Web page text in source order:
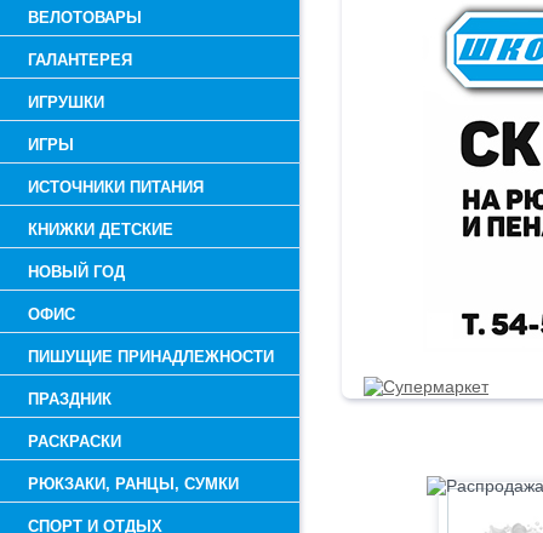
ВЕЛОТОВАРЫ
ГАЛАНТЕРЕЯ
ИГРУШКИ
ИГРЫ
ИСТОЧНИКИ ПИТАНИЯ
КНИЖКИ ДЕТСКИЕ
НОВЫЙ ГОД
ОФИС
ПИШУЩИЕ ПРИНАДЛЕЖНОСТИ
ПРАЗДНИК
РАСКРАСКИ
РЮКЗАКИ, РАНЦЫ, СУМКИ
СПОРТ И ОТДЫХ